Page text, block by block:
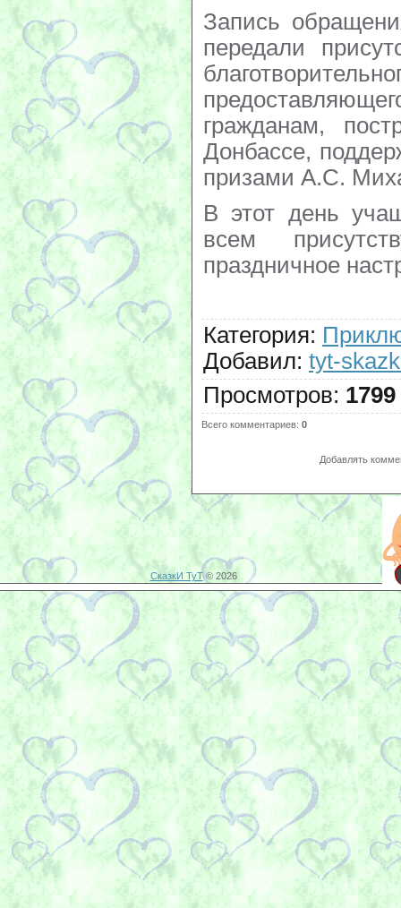
Запись
передали
гражданам,
Донбассе,
призами А.С.
В этот день
всем
праздничное
Категория:
Добавил: tyt-
Просмотров: 1799
Всего комментариев: 0
Добавлять
СказкИ ТуТ© 2026